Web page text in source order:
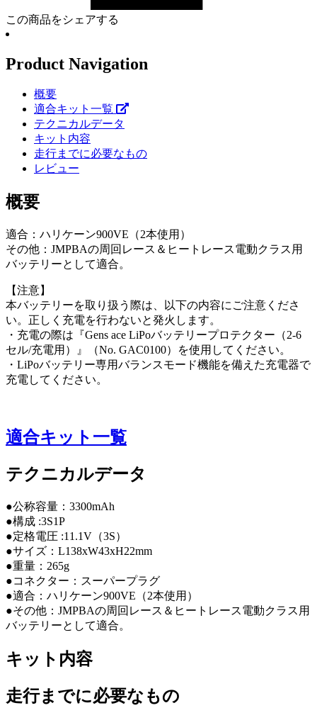
この商品をシェアする
Product Navigation
概要
適合キット一覧
テクニカルデータ
キット内容
走行までに必要なもの
レビュー
概要
適合：ハリケーン900VE（2本使用）
その他：JMPBAの周回レース＆ヒートレース電動クラス用
バッテリーとして適合。
【注意】
本バッテリーを取り扱う際は、以下の内容にご注意くださ
い。正しく充電を行わないと発火します。
・充電の際は『Gens ace LiPoバッテリープロテクター（2-6
セル/充電用）』（No. GAC0100）を使用してください。
・LiPoバッテリー専用バランスモード機能を備えた充電器で
充電してください。
適合キット一覧
テクニカルデータ
●公称容量：3300mAh
●構成 :3S1P
●定格電圧 :11.1V（3S）
●サイズ：L138xW43xH22mm
●重量：265g
●コネクター：スーパープラグ
●適合：ハリケーン900VE（2本使用）
●その他：JMPBAの周回レース＆ヒートレース電動クラス用
バッテリーとして適合。
キット内容
走行までに必要なもの